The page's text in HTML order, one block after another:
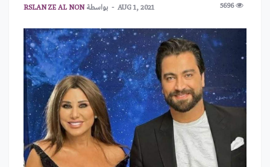
5696
AUG 1, 2021 بواسطةRSLAN ZE AL NON